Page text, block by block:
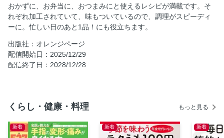
ちくわの磯辺揚げ
タンドリーちくわ／ちくわのチーズ焼き
ちくわのゆかり天／ちくわのり炒め
ちくわのりバター
ちくわワカモレ／ちくわとセロリのチーズボート
ちくわのツナキムチ焼き／ちくわのソースカツ
おかずに、お弁当に、おつまみにと使えるレシピが満載です。そ
れぞれ加工されていて、味もついているので、調理がスピーディ
ーに。忙しい日のあと1品！にも役立ちます。
出版社：オレンジページ
配信開始日：2025/12/29
配信終了日：2028/12/28
くらし・健康・料理 もっと見る
新着 新着 新着